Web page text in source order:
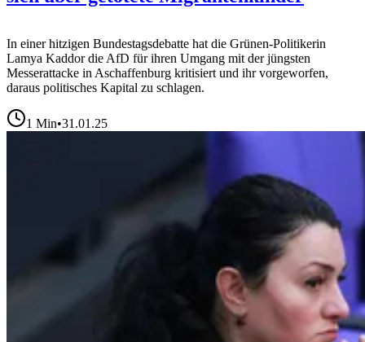
In einer hitzigen Bundestagsdebatte hat die Grünen-Politikerin
Lamya Kaddor die AfD für ihren Umgang mit der jüngsten
Messerattacke in Aschaffenburg kritisiert und ihr vorgeworfen,
daraus politisches Kapital zu schlagen.
1 Min•31.01.25